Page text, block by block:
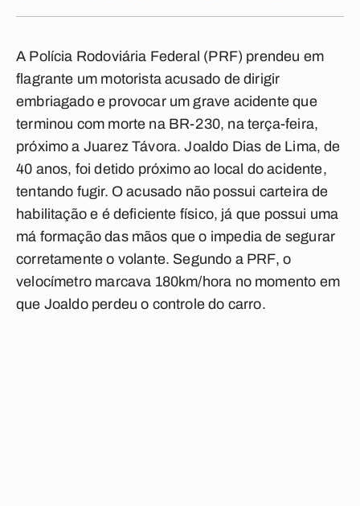
A Polícia Rodoviária Federal (PRF) prendeu em
flagrante um motorista acusado de dirigir
embriagado e provocar um grave acidente que
terminou com morte na BR-230, na terça-feira,
próximo a Juarez Távora. Joaldo Dias de Lima, de
40 anos, foi detido próximo ao local do acidente,
tentando fugir. O acusado não possui carteira de
habilitação e é deficiente físico, já que possui uma
má formação das mãos que o impedia de segurar
corretamente o volante. Segundo a PRF, o
velocímetro marcava 180km/hora no momento em
que Joaldo perdeu o controle do carro.